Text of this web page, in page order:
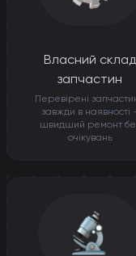
Власний склад
запчастин
Перевірені
завжди в наявності
швидший ремонт
очікувань